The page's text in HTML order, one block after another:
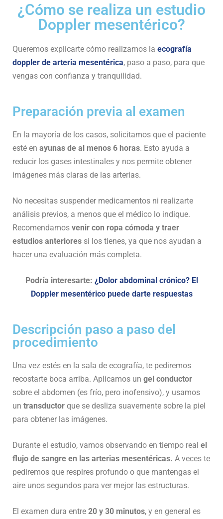
¿Cómo se realiza un estudio
Doppler mesentérico?
Queremos explicarte cómo realizamos la ecografía
doppler de arteria mesentérica, paso a paso, para que
vengas con confianza y tranquilidad.
Preparación previa al examen
En la mayoría de los casos, solicitamos que el paciente
esté en ayunas de al menos 6 horas. Esto ayuda a
reducir los gases intestinales y nos permite obtener
imágenes más claras de las arterias.
No necesitas suspender medicamentos ni realizarte
análisis previos, a menos que el médico lo indique.
Recomendamos venir con ropa cómoda y traer
estudios anteriores si los tienes, ya que nos ayudan a
hacer una evaluación más completa.
Podría interesarte: ¿Dolor abdominal crónico? El
Doppler mesentérico puede darte respuestas
Descripción paso a paso del
procedimiento
Una vez estés en la sala de ecografía, te pediremos
recostarte boca arriba. Aplicamos un gel conductor
sobre el abdomen (es frío, pero inofensivo), y usamos
un transductor que se desliza suavemente sobre la piel
para obtener las imágenes.
Durante el estudio, vamos observando en tiempo real el
flujo de sangre en las arterias mesentéricas. A veces te
pediremos que respires profundo o que mantengas el
aire unos segundos para ver mejor las estructuras.
El examen dura entre 20 y 30 minutos, y en general es